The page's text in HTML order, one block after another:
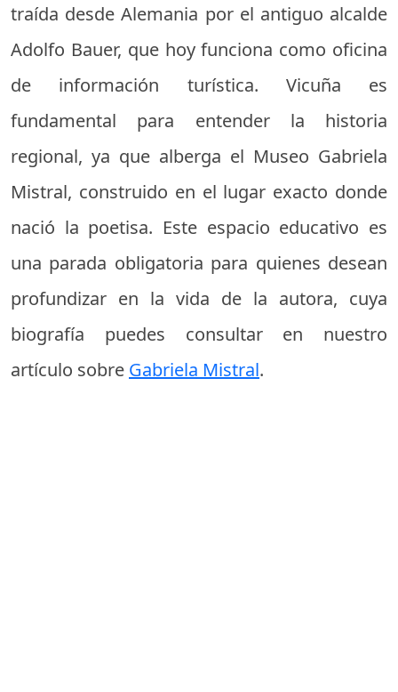
traída desde Alemania por el antiguo alcalde
Adolfo Bauer, que hoy funciona como oficina
de información turística. Vicuña es
fundamental para entender la historia
regional, ya que alberga el Museo Gabriela
Mistral, construido en el lugar exacto donde
nació la poetisa. Este espacio educativo es
una parada obligatoria para quienes desean
profundizar en la vida de la autora, cuya
biografía puedes consultar en nuestro
artículo sobre Gabriela Mistral.